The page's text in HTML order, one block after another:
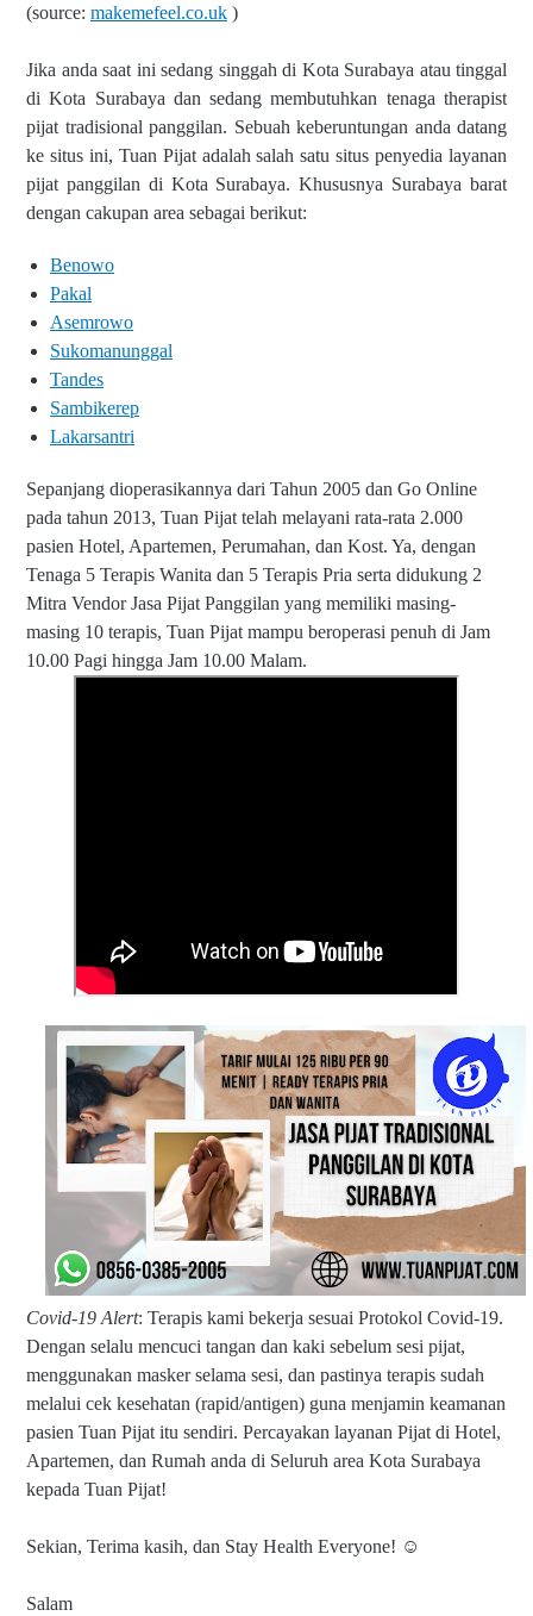
(source: makemefeel.co.uk )
Jika anda saat ini sedang singgah di Kota Surabaya atau tinggal
di Kota Surabaya dan sedang membutuhkan tenaga therapist
pijat tradisional panggilan. Sebuah keberuntungan anda datang
ke situs ini, Tuan Pijat adalah salah satu situs penyedia layanan
pijat panggilan di Kota Surabaya. Khususnya Surabaya barat
dengan cakupan area sebagai berikut:
Benowo
Pakal
Asemrowo
Sukomanunggal
Tandes
Sambikerep
Lakarsantri
Sepanjang dioperasikannya dari Tahun 2005 dan Go Online
pada tahun 2013, Tuan Pijat telah melayani rata-rata 2.000
pasien Hotel, Apartemen, Perumahan, dan Kost. Ya, dengan
Tenaga 5 Terapis Wanita dan 5 Terapis Pria serta didukung 2
Mitra Vendor Jasa Pijat Panggilan yang memiliki masing-
masing 10 terapis, Tuan Pijat mampu beroperasi penuh di Jam
10.00 Pagi hingga Jam 10.00 Malam.
Covid-19 Alert: Terapis kami bekerja sesuai Protokol Covid-19.
Dengan selalu mencuci tangan dan kaki sebelum sesi pijat,
menggunakan masker selama sesi, dan pastinya terapis sudah
melalui cek kesehatan (rapid/antigen) guna menjamin keamanan
pasien Tuan Pijat itu sendiri. Percayakan layanan Pijat di Hotel,
Apartemen, dan Rumah anda di Seluruh area Kota Surabaya
kepada Tuan Pijat!
Sekian, Terima kasih, dan Stay Health Everyone! ☺
Salam